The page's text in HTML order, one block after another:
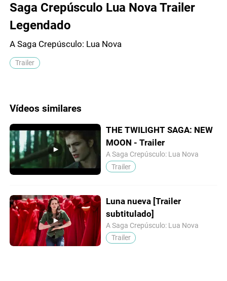
Saga Crepúsculo Lua Nova Trailer
Legendado
A Saga Crepúsculo: Lua Nova
Trailer
Vídeos similares
THE TWILIGHT SAGA: NEW
MOON - Trailer
A Saga Crepúsculo: Lua Nova
Trailer
Luna nueva [Trailer
subtitulado]
A Saga Crepúsculo: Lua Nova
Trailer